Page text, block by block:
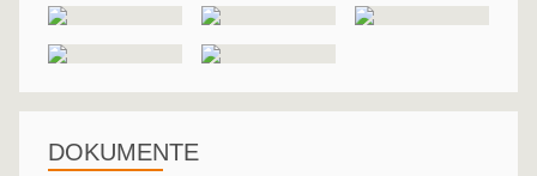
DOKUMENTE